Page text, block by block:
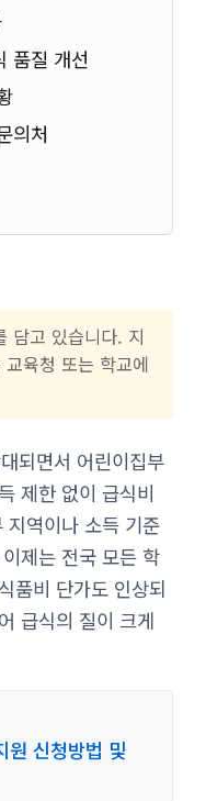
품질 개선
의처
담고 있습니다. 지
육청 또는 학교에
되면서 어린이집부
제한 없이 급식비
지역이나 소득 기준
제는 전국 모든 학
품비 단가도 인상되
급식의 질이 크게
원 신청방법 및